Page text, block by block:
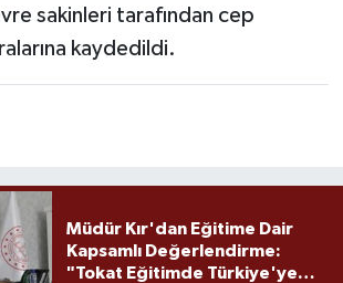
sakinleri tarafından cep
kaydedildi.
Müdür Kır'dan Eğitime Dair
Kapsamlı Değerlendirme:
"Tokat Eğitimde Türkiye'ye